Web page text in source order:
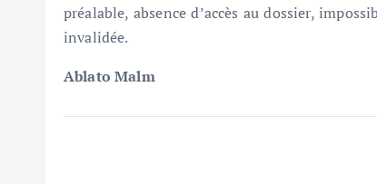
préalable, absence d’accès au dossier,
invalidée.
Ablato Malm